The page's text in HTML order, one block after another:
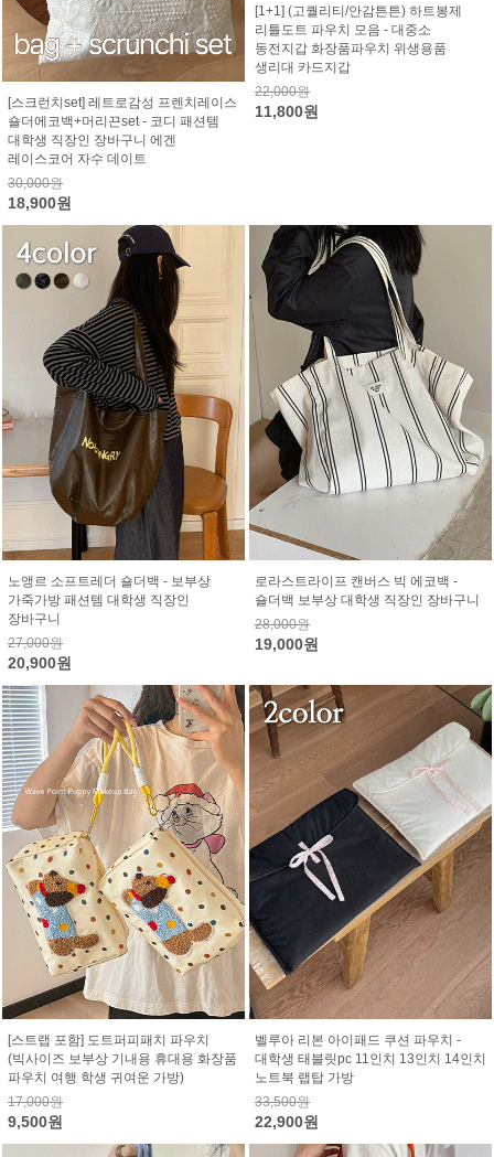
[스크런치set] 레트로감성 프렌치레이스
숄더에코백+머리끈set - 코디 패션템
대학생 직장인 장바구니 에겐
레이스코어 자수 데이트
30,000원
18,900원
[1+1] (고퀄리티/안감튼튼) 하트봉제
리틀도트 파우치 모음 - 대중소
동전지갑 화장품파우치 위생용품
생리대 카드지갑
22,000원
11,800원
노앵르 소프트레더 숄더백 - 보부상
가죽가방 패션템 대학생 직장인
장바구니
27,000원
20,900원
로라스트라이프 캔버스 빅 에코백 -
숄더백 보부상 대학생 직장인 장바구니
28,000원
19,000원
[스트랩 포함] 도트퍼피패치 파우치
(빅사이즈 보부상 기내용 휴대용 화장품
파우치 여행 학생 귀여운 가방)
17,000원
9,500원
벨루아 리본 아이패드 쿠션 파우치 -
대학생 태블릿pc 11인치 13인치 14인치
노트북 랩탑 가방
33,500원
22,900원